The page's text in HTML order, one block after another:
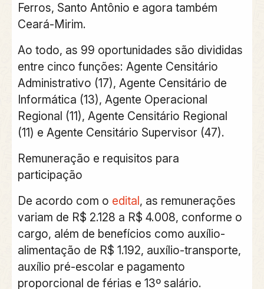
Ferros, Santo Antônio e agora também
Ceará-Mirim.
Ao todo, as 99 oportunidades são divididas
entre cinco funções: Agente Censitário
Administrativo (17), Agente Censitário de
Informática (13), Agente Operacional
Regional (11), Agente Censitário Regional
(11) e Agente Censitário Supervisor (47).
Remuneração e requisitos para
participação
De acordo com o edital, as remunerações
variam de R$ 2.128 a R$ 4.008, conforme o
cargo, além de benefícios como auxílio-
alimentação de R$ 1.192, auxílio-transporte,
auxílio pré-escolar e pagamento
proporcional de férias e 13º salário.